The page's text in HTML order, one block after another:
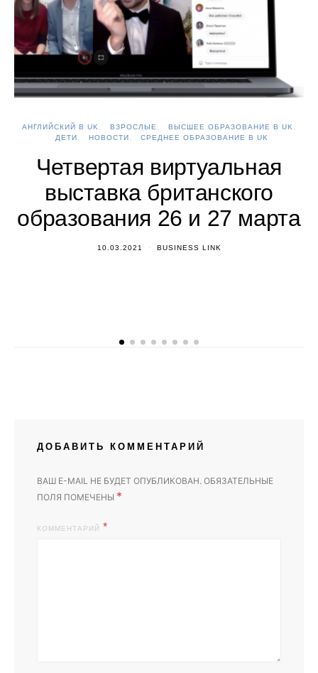
АНГЛИЙСКИЙ В UK ВЗРОСЛЫЕ
ВЫСШЕЕ ОБРАЗОВАНИЕ В UK
ДЕТИ
НОВОСТИ СРЕДНЕЕ ОБРАЗОВАНИЕ В UK
Четвертая виртуальная
выставка британского
образования 26 и 27 марта
10.03.2021 BUSINESS LINK
ДОБАВИТЬ КОММЕНТАРИЙ
ВАШ E-MAIL НЕ БУДЕТ ОПУБЛИКОВАН. ОБЯЗАТЕЛЬНЫЕ
ПОЛЯ ПОМЕЧЕНЫ *
КОММЕНТАРИЙ